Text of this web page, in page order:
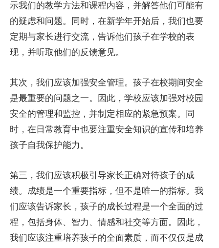
示我们的教学方法和课程内容，并解答他们可能有
的疑虑和问题。同时，在新学年开始后，我们也要
定期与家长进行交流，告诉他们孩子在学校的表
现，并听取他们的反馈意见。
其次，我们应该加强安全管理。孩子在校期间安全
是最重要的问题之一。因此，学校应该加强对校园
安全的管理和监控，并制定相应的紧急预案。同
时，在日常教育中也要注重安全知识的宣传和培养
孩子自我保护能力。
第三，我们应该积极引导家长正确对待孩子的成
绩。成绩是一个重要指标，但不是唯一的指标。我
们应该告诉家长，孩子的成长过程是一个全面的过
程，包括身体、智力、情感和社交等方面。因此，
我们应该注重培养孩子的全面素质，而不仅仅是成